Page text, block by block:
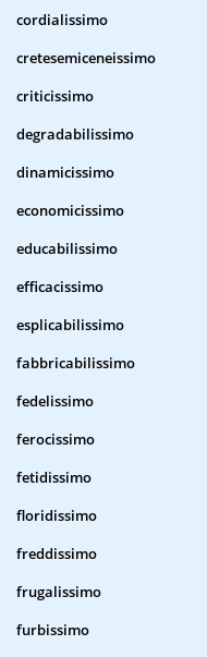
cordialissimo
cretesemiceneissimo
criticissimo
degradabilissimo
dinamicissimo
economicissimo
educabilissimo
efficacissimo
esplicabilissimo
fabbricabilissimo
fedelissimo
ferocissimo
fetidissimo
floridissimo
freddissimo
frugalissimo
furbissimo